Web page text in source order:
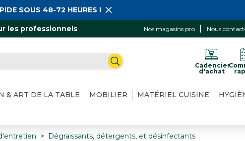
les professionnels Nos magasins pro Nous
Cadencier
d'achat
& ART DE LA TABLE MOBILIER MATÉRIEL CUISINE
SOUS 48-72 HEURES !
Dégraissants, détergents, et désinfectants